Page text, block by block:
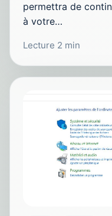
permettra de
à votre…
Lecture 2 min